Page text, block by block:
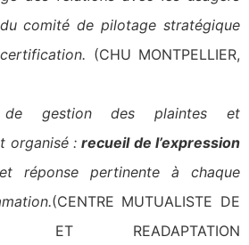
comité de pilotage stratégique
(CHU MONTPELLIER,
de gestion des plaintes et
organisé :recueil de l’expression
réponse pertinente à chaque
(CENTRE MUTUALISTE DE
ET READAPTATION